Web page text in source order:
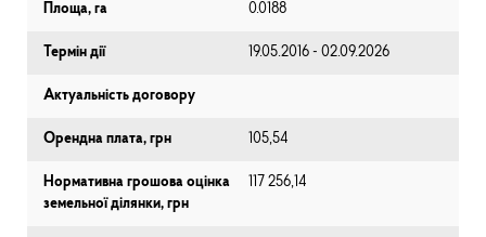
Площа, га 0.0188
Термін дії 19.05.2016 - 02.09.2026
Актуальність договору
Орендна плата, грн 105,54
Нормативна грошова оцінка
земельної ділянки, грн
117 256,14